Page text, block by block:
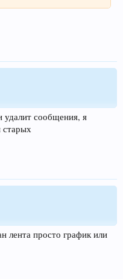
удалит сообщения, я
старых
лента просто график или